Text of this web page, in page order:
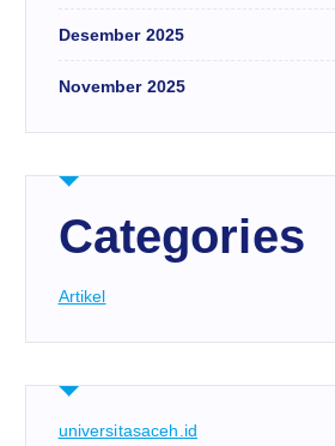
Desember 2025
November 2025
Categories
Artikel
universitasaceh.id